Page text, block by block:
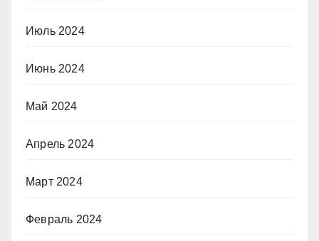
Июль 2024
Июнь 2024
Май 2024
Апрель 2024
Март 2024
Февраль 2024